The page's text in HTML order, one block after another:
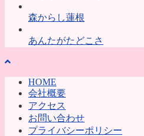
森からし蓮根
あんたがたどこさ
HOME
会社概要
アクセス
お問い合わせ
プライバシーポリシー